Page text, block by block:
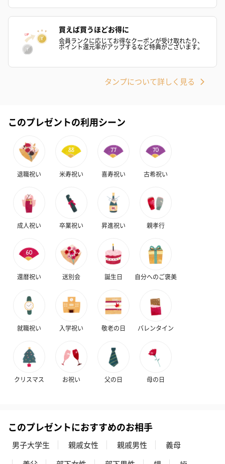
ハンドタオル・ハンカチ
ハンドタオル・ハンカチを同梱してお届けいたします。ギフトへ
花束ハンドタオル（ピ
花束ハンドタオル（ブ
キャンドル・お香を同梱してお届けいたします。
フラッグカプセル：イ
ンセンススティック
（END）（880円）
フラッグカプセル：イ
ンセンススティック
（St.OSMANTHUS）
（880円）
お酒
お酒を同梱してお届けいたします。
※20歳未満の方への酒類の販売はいたしません。
買えば買うほどお得に
会員ランクに応じてお得なクーポンが受け取れたり、
ポイント還元率がアップするなど特典がございます。
タンプについて詳しく見る
このプレゼントの利用シーン
退職祝い 米寿祝い 喜寿祝い 古希祝い
成人祝い 卒業祝い 昇進祝い 親孝行
還暦祝い 送別会 誕生日 自分へのご褒美
就職祝い 入学祝い 敬老の日 バレンタイン
クリスマス お祝い 父の日 母の日
このプレゼントにおすすめのお相手
男子大学生 親戚女性 親戚男性
義母